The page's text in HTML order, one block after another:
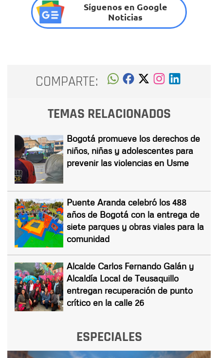
Síguenos en Google
Noticias
COMPARTE:
TEMAS RELACIONADOS
Bogotá promueve los derechos de
niños, niñas y adolescentes para
prevenir las violencias en Usme
Puente Aranda celebró los 488
años de Bogotá con la entrega de
siete parques y obras viales para la
comunidad
Alcalde Carlos Fernando Galán y
Alcaldía Local de Teusaquillo
entregan recuperación de punto
crítico en la calle 26
ESPECIALES